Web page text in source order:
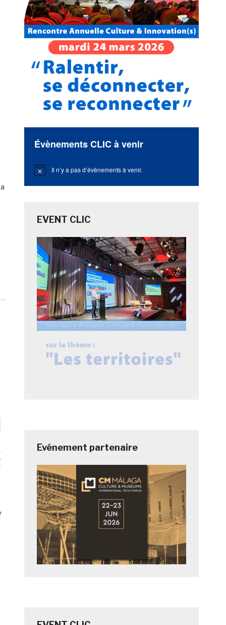
Évènements CLIC à venir
Notice Il n’y a pas d’évènements à venir.
EVENT CLIC
Evénement partenaire